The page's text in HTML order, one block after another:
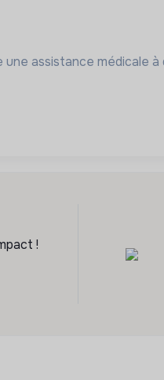
assistance médicale
!